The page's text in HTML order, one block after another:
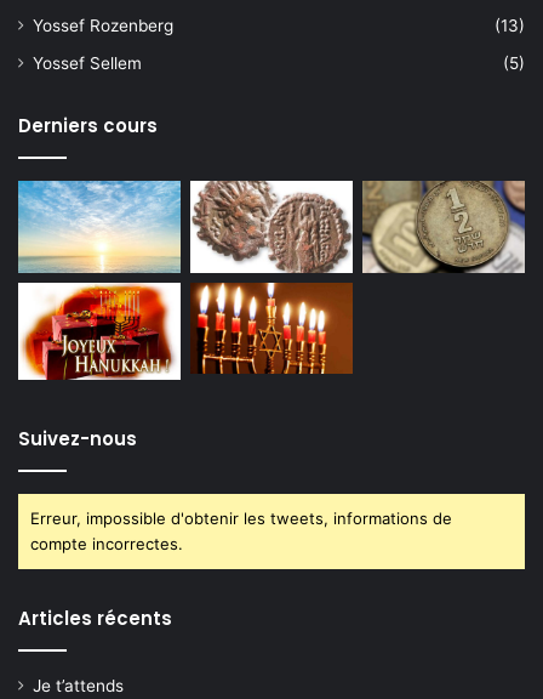
Yossef Rozenberg
(13)
Yossef Sellem
(5)
Derniers cours
Suivez-nous
Erreur, impossible d'obtenir les tweets, informations de
compte incorrectes.
Articles récents
Je t’attends